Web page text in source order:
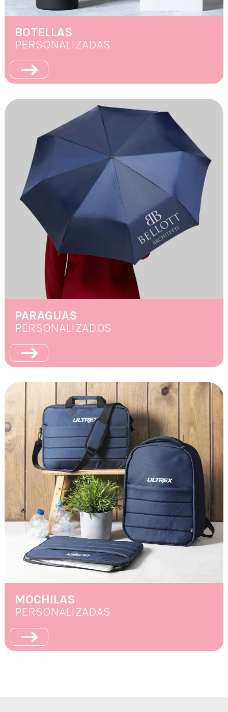
BOTELLAS
PERSONALIZADAS
PARAGUAS
PERSONALIZADOS
MOCHILAS
PERSONALIZADAS